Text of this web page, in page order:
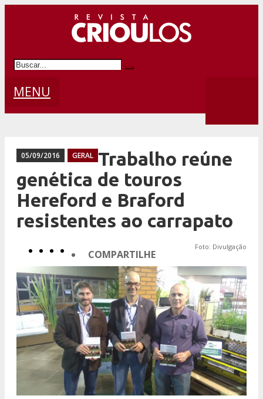
MENU
05/09/2016 GERAL Trabalho reúne
genética de touros
Hereford e Braford
resistentes ao carrapato
COMPARTILHE
Foto: Divulgação